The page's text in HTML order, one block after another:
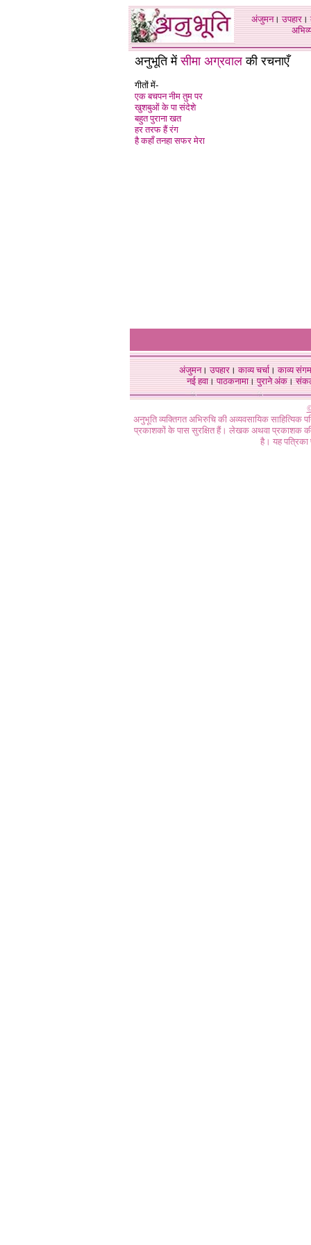
अंजुमन।उपहार।
अनुभूति मेंसीमा अग्रवाल की रचनाएँ
गीतों में-
एक बचपन नीम तुम पर
खुशबुओं के पा संदेशे
बहुत पुराना खत
हर तरफ हैं रंग
है कहाँ तनहा सफर मेरा
अंजुमन।उपहार।काव्य चर्चा।काव्य संगम
नई हवा। पाठकनामा। पुराने अंक।
अनुभूति व्यक्तिगत अभिरुचि की अव्यवसायिक
प्रकाशकों के पास सुरक्षित हैं। लेखक अथवा प्रकाशक की
है। यह पत्रिका